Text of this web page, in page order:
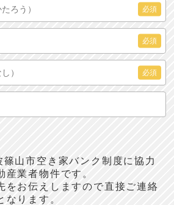
必須
必須
必須
山市空き家バンク制度に協力
産業者物件です。
をお伝えしますので直接ご連絡
なります。